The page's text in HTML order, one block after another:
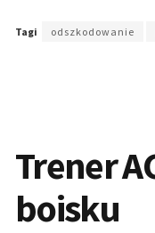
Tagi odszkodowanie
Trener
boisku